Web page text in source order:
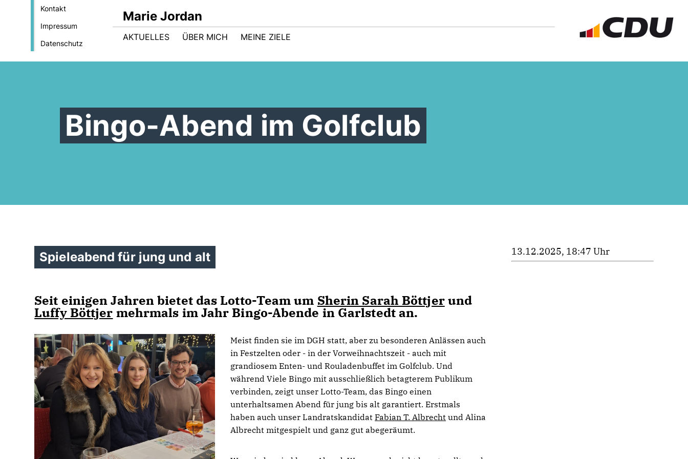
Kontakt
Impressum
Datenschutz
Marie Jordan
AKTUELLES ÜBER MICH MEINE ZIELE
Bingo-Abend im Golfclub
Spieleabend für jung und alt
Seit einigen Jahren bietet das Lotto-Team um Sherin Sarah Böttjerund
Luffy Böttjer mehrmals im Jahr Bingo-Abende in Garlstedt an.
Meist finden sie im DGH statt, aber zu besonderen Anlässen auch
in Festzelten oder - in der Vorweihnachtszeit - auch mit
grandiosem Enten- und Rouladenbuffet im Golfclub. Und
während Viele Bingo mit ausschließlich betagterem Publikum
verbinden, zeigt unser Lotto-Team, das Bingo einen
unterhaltsamen Abend für jung bis alt garantiert. Erstmals
haben auch unser LandratskandidatFabian T. Albrecht und Alina
Albrecht mitgespielt und ganz gut abegeräumt.
13.12.2025, 18:47 Uhr